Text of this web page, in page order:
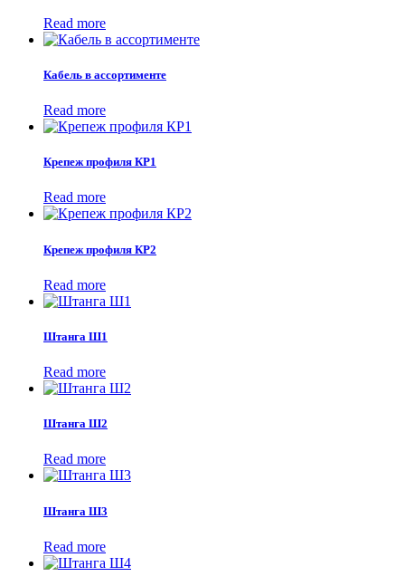
Read more
Кабель в ассортименте
Read more
Крепеж профиля КР1
Read more
Крепеж профиля КР2
Read more
Штанга Ш1
Read more
Штанга Ш2
Read more
Штанга Ш3
Read more